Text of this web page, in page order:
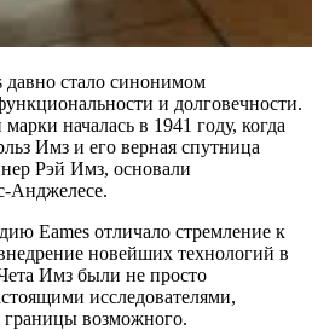
давно стало синонимом
и долговечности.
началась в 1941 году, когда
Имз и его верная спутница
Рэй Имз, основали
Анджелесе.
Eames отличало стремление к
новейших технологий в
Имз были не просто
исследователями,
возможного.